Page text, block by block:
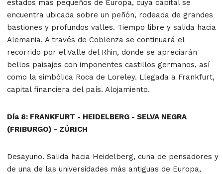
estados más pequeños de Europa, cuya capital se
encuentra ubicada sobre un peñón, rodeada de grandes
bastiones y profundos valles. Tiempo libre y salida hacia
Alemania. A través de Coblenza se continuará el
recorrido por el Valle del Rhin, donde se apreciarán
bellos paisajes con imponentes castillos germanos, así
como la simbólica Roca de Loreley. Llegada a Frankfurt,
capital financiera del país. Alojamiento.
Día 8: FRANKFURT - HEIDELBERG - SELVA NEGRA
(FRIBURGO) - ZÚRICH
Desayuno. Salida hacia Heidelberg, cuna de pensadores y
de una de las universidades más antiguas de Europa,